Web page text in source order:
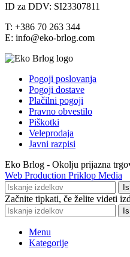
ID za DDV: SI23307811
T: +386 70 263 344
E: info@eko-brlog.com
Pogoji poslovanja
Pogoji dostave
Plačilni pogoji
Pravno obvestilo
Piškotki
Veleprodaja
Javni razpisi
Eko Brlog - Okolju prijazna
Web Production Priklop Media
Začnite tipkati, če želite videti
Menu
Kategorije